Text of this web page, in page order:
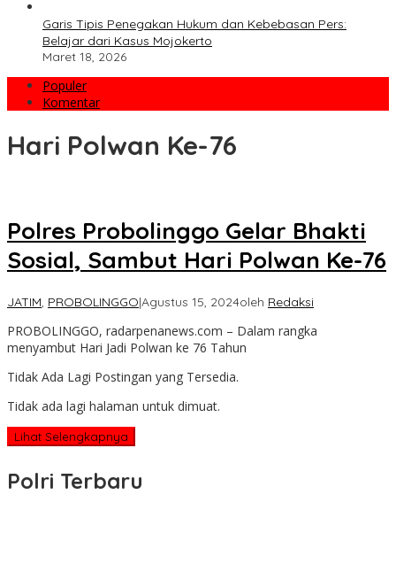
Garis Tipis Penegakan Hukum dan Kebebasan Pers:
Belajar dari Kasus Mojokerto
Maret 18, 2026
Populer
Komentar
Hari Polwan Ke-76
Polres Probolinggo Gelar Bhakti
Sosial, Sambut Hari Polwan Ke-76
JATIM, PROBOLINGGO|Agustus 15, 2024oleh Redaksi
PROBOLINGGO, radarpenanews.com – Dalam rangka
menyambut Hari Jadi Polwan ke 76 Tahun
Tidak Ada Lagi Postingan yang Tersedia.
Tidak ada lagi halaman untuk dimuat.
Lihat Selengkapnya
Polri Terbaru